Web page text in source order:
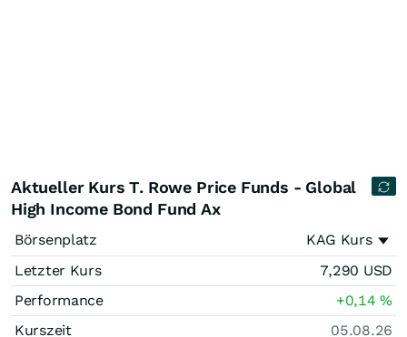
Aktueller Kurs T. Rowe Price Funds - Global
High Income Bond Fund Ax
Börsenplatz
KAG Kurs
Letzter Kurs
7,290 USD
Performance
+0,14%
Kurszeit
05.08.26